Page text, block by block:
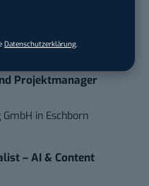
Datenschutzerklärung.
Projektmanager
in Eschborn
– AI & Content